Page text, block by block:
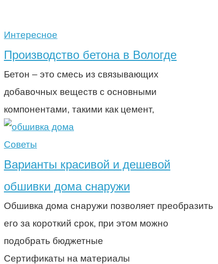
Интересное
Производство бетона в Вологде
Бетон – это смесь из связывающих
добавочных веществ с основными
компонентами, такими как цемент,
Советы
Варианты красивой и дешевой
обшивки дома снаружи
Обшивка дома снаружи позволяет преобразить
его за короткий срок, при этом можно
подобрать бюджетные
Сертификаты на материалы